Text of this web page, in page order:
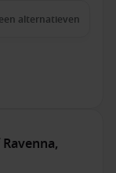
alternatieven